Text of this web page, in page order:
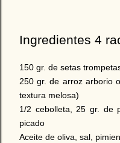
Ingredientes 4
150 gr. de setas
250 gr. de arroz arborio
textura melosa)
1/2 cebolleta, 25 gr. de
picado
Aceite de oliva, sal,